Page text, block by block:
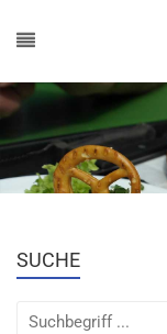
SUCHE